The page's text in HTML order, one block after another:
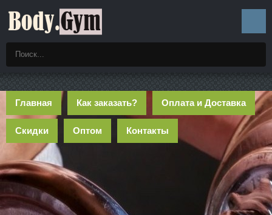
Главная Как заказать? Оплата и Доставка
Скидки Оптом Контакты